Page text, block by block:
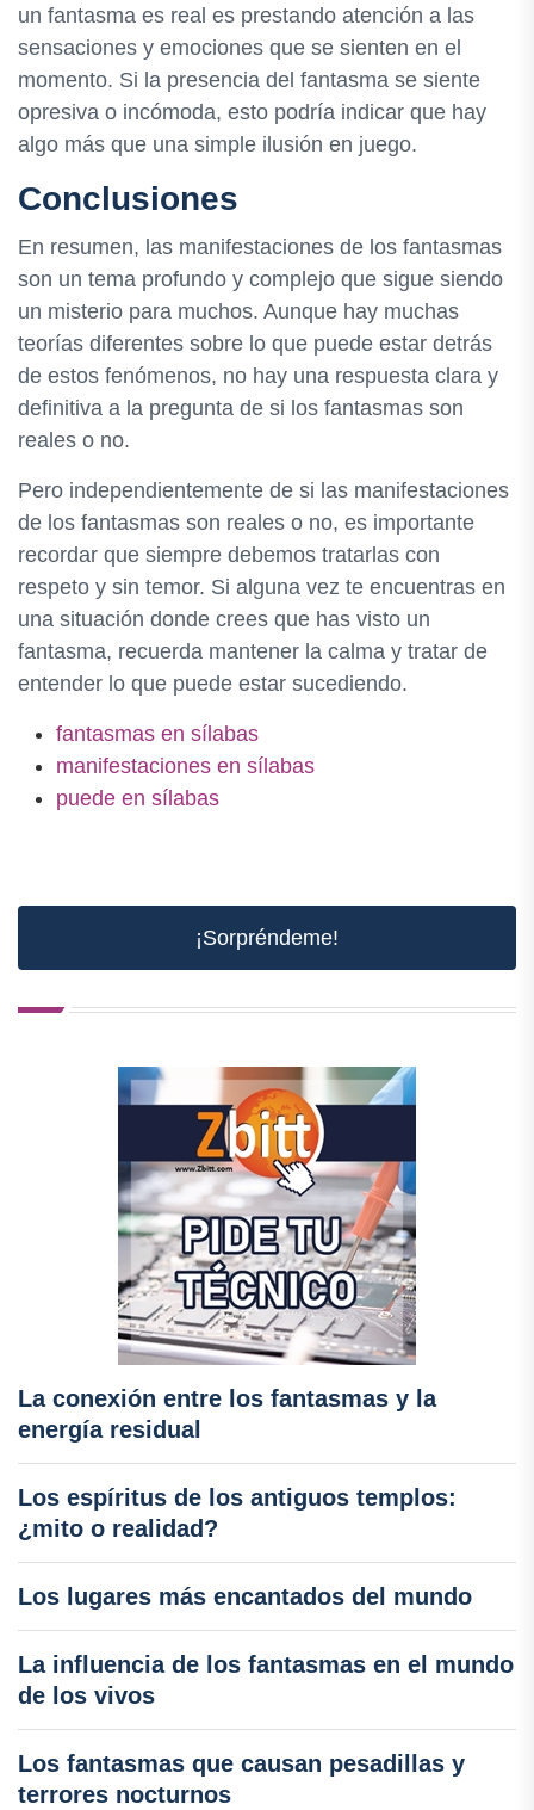
un fantasma es real es prestando atención a las
sensaciones y emociones que se sienten en el
momento. Si la presencia del fantasma se siente
opresiva o incómoda, esto podría indicar que hay
algo más que una simple ilusión en juego.
Conclusiones
En resumen, las manifestaciones de los fantasmas
son un tema profundo y complejo que sigue siendo
un misterio para muchos. Aunque hay muchas
teorías diferentes sobre lo que puede estar detrás
de estos fenómenos, no hay una respuesta clara y
definitiva a la pregunta de si los fantasmas son
reales o no.
Pero independientemente de si las manifestaciones
de los fantasmas son reales o no, es importante
recordar que siempre debemos tratarlas con
respeto y sin temor. Si alguna vez te encuentras en
una situación donde crees que has visto un
fantasma, recuerda mantener la calma y tratar de
entender lo que puede estar sucediendo.
fantasmas en sílabas
manifestaciones en sílabas
puede en sílabas
¡Sorpréndeme!
La conexión entre los fantasmas y la
energía residual
Los espíritus de los antiguos templos:
¿mito o realidad?
Los lugares más encantados del mundo
La influencia de los fantasmas en el mundo
de los vivos
Los fantasmas que causan pesadillas y
terrores nocturnos